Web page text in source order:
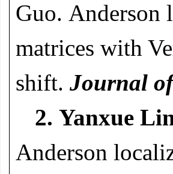
Guo. Anderson
matrices with
shift. Journal
2.Yanxue
Anderson